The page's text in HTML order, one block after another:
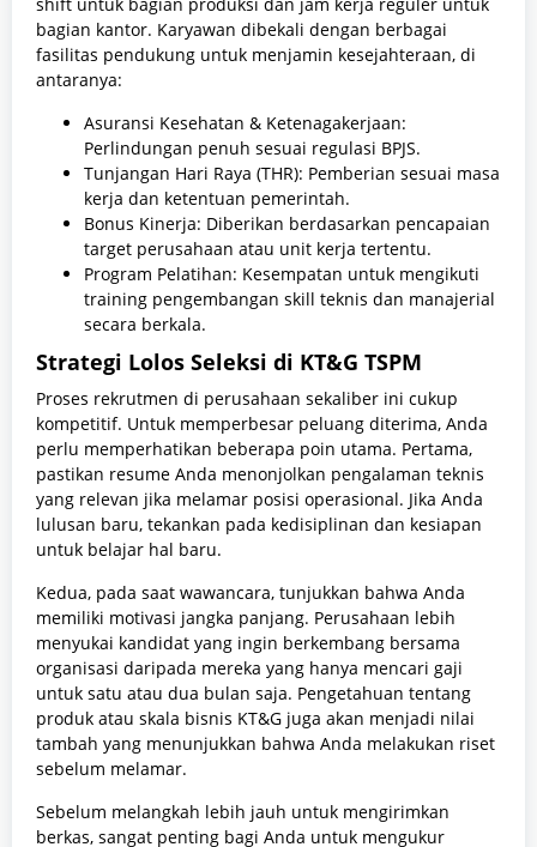
bagian kantor. Karyawan dibekali dengan berbagai
fasilitas pendukung untuk menjamin kesejahteraan, di
antaranya:
Asuransi Kesehatan & Ketenagakerjaan:
Perlindungan penuh sesuai regulasi BPJS.
Tunjangan Hari Raya (THR): Pemberian sesuai masa
kerja dan ketentuan pemerintah.
Bonus Kinerja: Diberikan berdasarkan pencapaian
target perusahaan atau unit kerja tertentu.
Program Pelatihan: Kesempatan untuk mengikuti
training pengembangan skill teknis dan manajerial
secara berkala.
Strategi Lolos Seleksi di KT&G TSPM
Proses rekrutmen di perusahaan sekaliber ini cukup
kompetitif. Untuk memperbesar peluang diterima, Anda
perlu memperhatikan beberapa poin utama. Pertama,
pastikan resume Anda menonjolkan pengalaman teknis
yang relevan jika melamar posisi operasional. Jika Anda
lulusan baru, tekankan pada kedisiplinan dan kesiapan
untuk belajar hal baru.
Kedua, pada saat wawancara, tunjukkan bahwa Anda
memiliki motivasi jangka panjang. Perusahaan lebih
menyukai kandidat yang ingin berkembang bersama
organisasi daripada mereka yang hanya mencari gaji
untuk satu atau dua bulan saja. Pengetahuan tentang
produk atau skala bisnis KT&G juga akan menjadi nilai
tambah yang menunjukkan bahwa Anda melakukan riset
sebelum melamar.
Sebelum melangkah lebih jauh untuk mengirimkan
berkas, sangat penting bagi Anda untuk mengukur